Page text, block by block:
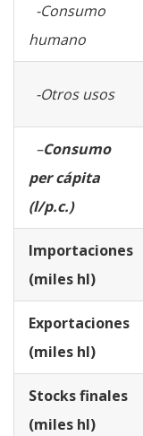
-Consumo
humano
-Otros usos
–Consumo
per cápita
(l/p.c.)
Importaciones
(miles hl)
Exportaciones
(miles hl)
Stocks finales
(miles hl)